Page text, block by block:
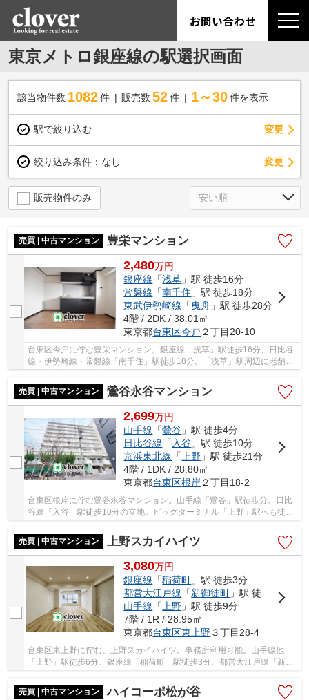
お問い合わせ
東京メトロ銀座線の駅選択画面
該当物件数 1082件 販売数 52 件 1～30 件を表示
駅で絞り込む 変更
絞り込み条件： なし 変更
販売物件のみ
売買 | 中古マンション 豊栄マンション
2,480万円
銀座線 「浅草 」駅 徒歩16分
常磐線 「南千住 」駅 徒歩18分
東武伊勢崎線 「 曳舟 」駅 徒歩28分
4階 / 2DK / 38.01㎡
東京都台東区今戸 ２丁目20-10
台東区今戸に佇む豊栄マンション。銀座線「浅草」駅徒歩16分、日比谷
線・伊勢崎線・常磐線「南千住」駅徒歩18分。「浅草」駅周辺に老舗の
飲食店や商店街、商業施設等が充実しており、...
売買 | 中古マンション
鶯谷永谷マンション
2,699万円
山手線 「鶯谷 」駅 徒歩4分
日比谷線 「 入谷 」駅 徒歩10分
京浜東北線 「 上野 」駅 徒歩21分
4階 / 1DK / 28.80㎡
東京都台東区根岸２丁目18-2
台東区根岸に佇む鶯谷永谷マンション。山手線「鶯谷」駅徒歩分、日比
谷線「入谷」駅徒歩10分の立地。ビッグターミナル「上野」駅へも徒歩
21分。周辺には買い物施設や飲食店が充実し、...
売買 | 中古マンション
上野スカイハイツ
3,080万円
銀座線 「稲荷町 」駅 徒歩3分
都営大江戸線 「新御徒町 」駅 徒歩8分
山手線 「上野 」駅 徒歩9分
7階 / 1R / 28.95㎡
東京都台東区東上野３丁目28-4
台東区東上野に佇む、上野スカイハイツ。事務所利用可能。山手線他
「上野」駅徒歩6分、銀座線「稲荷町」駅徒歩3分、都営大江戸線「新御
売買 | 中古マンション
ハイコーポ松が谷